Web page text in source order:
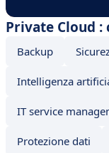
Private Cloud :
Backup
Intelligenza
IT service
Protezione dati